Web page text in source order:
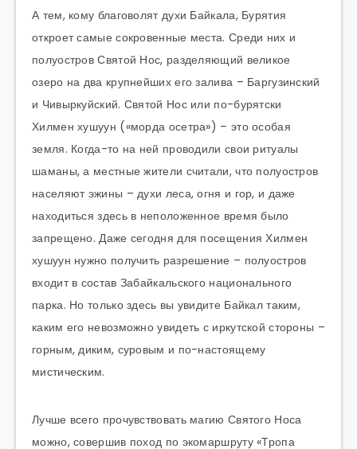
А тем, кому благоволят духи Байкала, Бурятия
откроет самые сокровенные места. Среди них и
полуостров Святой Нос, разделяющий великое
озеро на два крупнейших его залива – Баргузинский
и Чивыркуйский. Святой Нос или по-бурятски
Хилмен хушуун («морда осетра») – это особая
земля. Когда-то на ней проводили свои ритуалы
шаманы, а местные жители считали, что полуостров
населяют эжины – духи леса, огня и гор, и даже
находиться здесь в неположенное время было
запрещено. Даже сегодня для посещения Хилмен
хушуун нужно получить разрешение – полуостров
входит в состав Забайкальского национального
парка. Но только здесь вы увидите Байкал таким,
каким его невозможно увидеть с иркутской стороны –
горным, диким, суровым и по-настоящему
мистическим.
Лучше всего прочувствовать магию Святого Носа
можно, совершив поход по экомаршруту «Тропа